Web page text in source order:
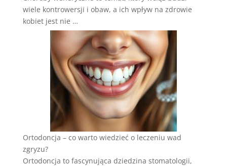
wiele kontrowersji i obaw, a ich wpływ na zdrowie
kobiet jest nie …
Ortodoncja – co warto wiedzieć o leczeniu wad
zgryzu?
Ortodoncja to fascynująca dziedzina stomatologii,